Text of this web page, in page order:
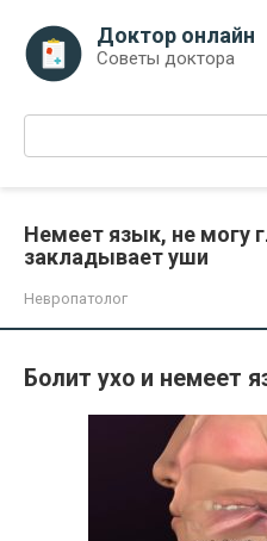
контенту
Доктор онлайн
Советы доктора
Поиск:
Немеет язык, не могу
закладывает уши
Невропатолог
Болит ухо и немеет